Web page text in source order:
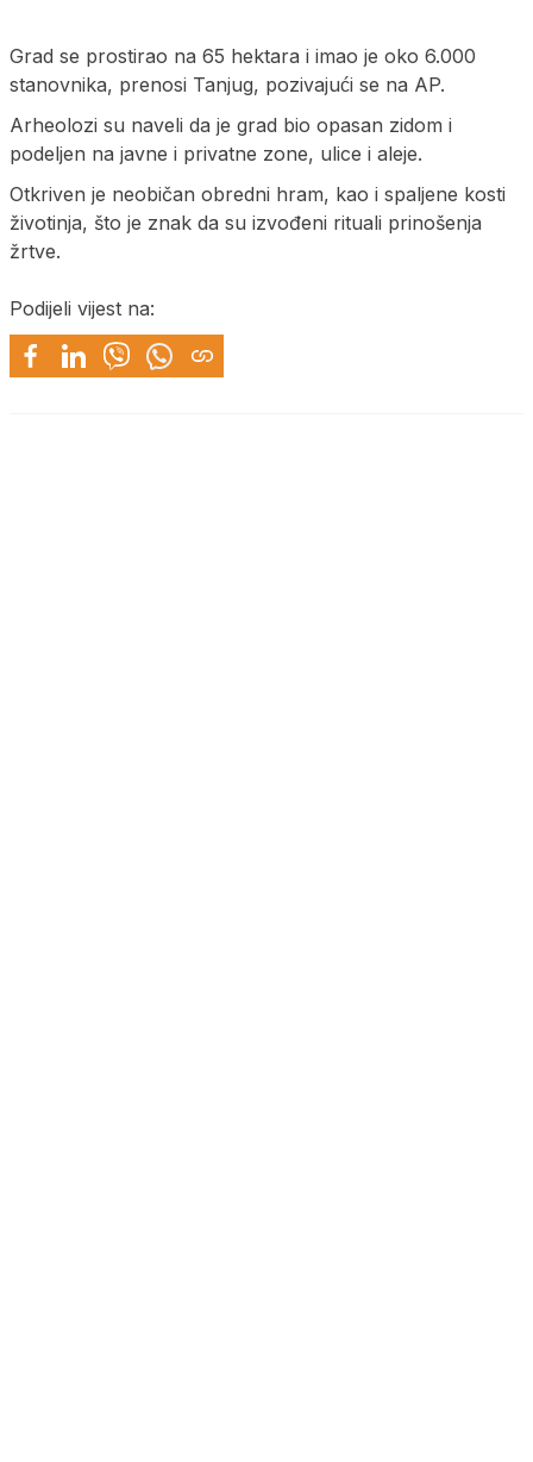
Grad se prostirao na 65 hektara i imao je oko 6.000
stanovnika, prenosi Tanjug, pozivajući se na AP.
Arheolozi su naveli da je grad bio opasan zidom i
podeljen na javne i privatne zone, ulice i aleje.
Otkriven je neobičan obredni hram, kao i spaljene kosti
životinja, što je znak da su izvođeni rituali prinošenja
žrtve.
Podijeli vijest na: